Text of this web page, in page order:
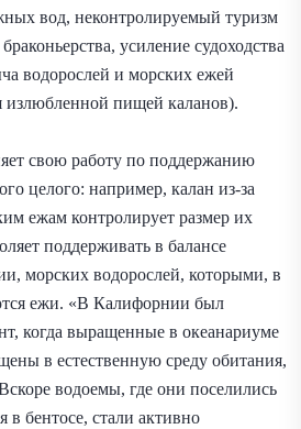
вод, неконтролируемый туризм
усиление судоходства
водорослей и морских ежей
излюбленной пищей каланов).
свою работу по поддержанию
целого: например, калан из-за
ежам контролирует размер их
поддерживать в балансе
морских водорослей, которыми, в
ежи. «В Калифорнии был
когда выращенные в океанариуме
в естественную среду обитания,
водоемы, где они поселились
в бентосе, стали активно